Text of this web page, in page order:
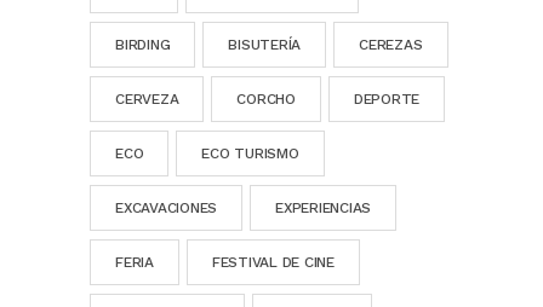
BIRDING BISUTERÍA CEREZAS
CERVEZA CORCHO DEPORTE
ECO ECO TURISMO
EXCAVACIONES EXPERIENCIAS
FERIA FESTIVAL DE CINE